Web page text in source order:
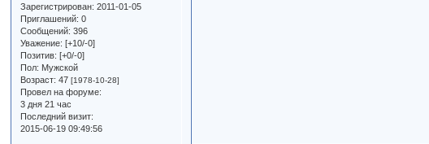
Зарегистрирован: 2011-01-05
Приглашений: 0
Сообщений: 396
Уважение: [+10/-0]
Позитив: [+0/-0]
Пол: Мужской
Возраст: 47[1978-10-28]
Провел на форуме:
3 дня 21 час
Последний визит:
2015-06-19 09:49:56